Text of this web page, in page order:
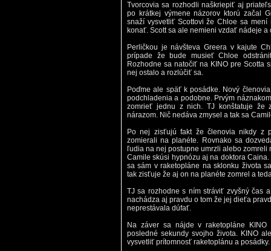
Tvorcovia sa rozhodli naškriepiť aj
po krátkej výmene názorov ktorú začal
snaží vysvetliť Scottovi že Chloe sa
konať. Scott sa ale nemieni vzdať nádeje a
Perličkou je návšteva Greera v kajute
prípade že bude musieť Chloe
Rozhodne sa natočiť na KINO pre Scotta
nej ostalo a rozlúčiť sa.
Poďme ale späť k posádke. Nový
podchladenia a podobne. Prvým
zomrieť jednu z nich. TJ konštatuje že
nárazom. Nič nedáva zmysel a tak sa
Po nej zisťujú fakt že členovia nikdy z
zomierali na planéte. Rovnako sa
ľudia na nej postupne umrzli alebo zomreli
Camile skúsi hypnózu aj na doktora
sa sám v raketopláne na sklonku života
tak zisťuje že aj on na planéte zomrel a
TJ sa rozhodne s ním stráviť zvyšný čas
nachádza aj pravdu o tom že jej dieťa
neprestávala dúfať.
Na záver sa nájde v raketopláne
posledné sekundy svojho života. KINO
vysvetliť prítomnosť raketoplánu a posádky.